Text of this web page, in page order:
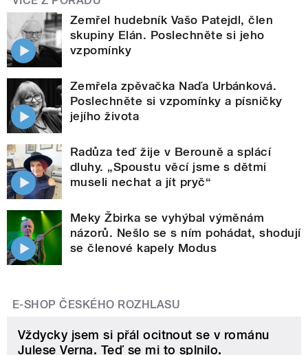
Zemřel hudebník Vašo Patejdl, člen
skupiny Elán. Poslechněte si jeho
vzpomínky
Zemřela zpěvačka Naďa Urbánková.
Poslechněte si vzpomínky a písničky
jejího života
Radůza teď žije v Berouně a splácí
dluhy. „Spoustu věcí jsme s dětmi
museli nechat a jít pryč“
Meky Žbirka se vyhýbal výměnám
názorů. Nešlo se s ním pohádat, shodují
se členové kapely Modus
E-SHOP ČESKÉHO ROZHLASU
Vždycky jsem si přál ocitnout se v románu
Julese Verna. Teď se mi to splnilo.